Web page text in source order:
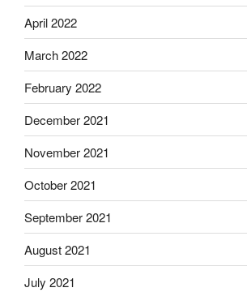
April 2022
March 2022
February 2022
December 2021
November 2021
October 2021
September 2021
August 2021
July 2021